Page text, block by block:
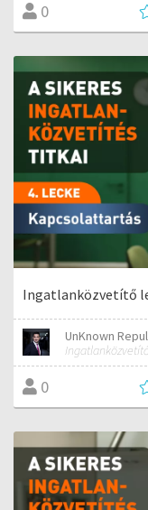
0
Ingatlanközvetítő
UnKnown
0